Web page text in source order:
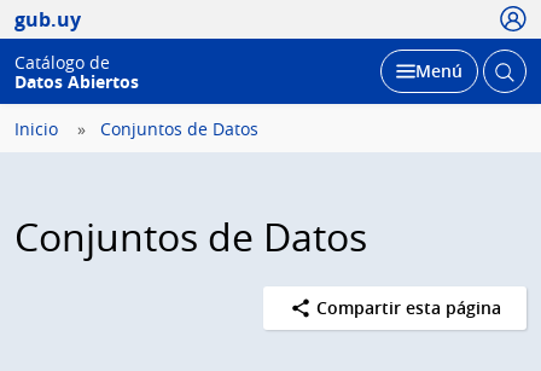
gub.uy
Catálogo de
Datos Abiertos
Desplegar
Menú Abrir
Inicio Conjuntos de Datos
Conjuntos de Datos
Compartir esta página